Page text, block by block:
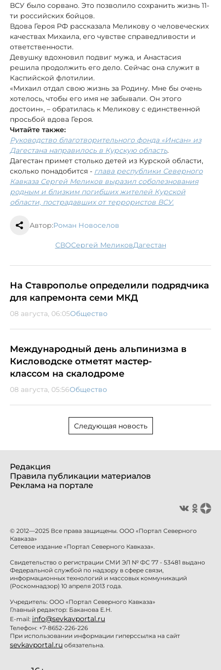
ВСУ было сорвано. Это позволило сохранить жизнь 11-
ти российских бойцов.
Вдова Героя РФ рассказала Меликову о человеческих
качествах Михаила, его чувстве справедливости и
ответственности.
Девушку вдохновил подвиг мужа, и Анастасия
решила продолжить его дело. Сейчас она служит в
Каспийской флотилии.
«Михаил отдал свою жизнь за Родину. Мне бы очень
хотелось, чтобы его имя не забывали. Он этого
достоин», – обратилась к Меликову с единственной
просьбой вдова Героя.
Читайте также:
Руководство благотворительного фонда «Инсан» из
Дагестана направилось в Курскую область.
Дагестан примет столько детей из Курской области,
сколько понадобится - глава республики Северного
Кавказа Сергей Меликов выразил соболезнования
родным и близким погибших жителей Курской
области, пострадавших от террористов ВСУ.
Автор:Роман Новоселов
СВО Сергей Меликов Дагестан
На Ставрополье определили подрядчика
для капремонта семи МКД
08 августа, 06:05Общество
Международный день альпинизма в
Кисловодске отметят мастер-
классом на скалодроме
08 августа, 05:56Общество
Следующая новость
Редакция
Правила публикации материалов
Реклама на портале
© 2012—2025 Все права защищены. ООО «Портал Северного
Кавказа»
Сетевое издание «Портал Северного Кавказа».
Свидетельство о регистрации СМИ ЭЛ № ФС 77 - 53481 выдано
Федеральной службой по надзору в сфере связи,
информационных технологий и массовых коммуникаций
(Роскомнадзор) 10 апреля 2013 года.
Учредитель: ООО «Портал Северного Кавказа»
Главный редактор: Баканова Е.Н.
E-mail: info@sevkavportal.ru
Телефон: +7-8652-226-226
При использовании информации гиперссылка на сайт
sevkavportal.ru обязательна.